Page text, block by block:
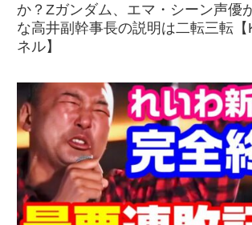
か？Zガンダム、エマ・シーン声優
な高井副幹事長の説明は二転三転【
ネル】